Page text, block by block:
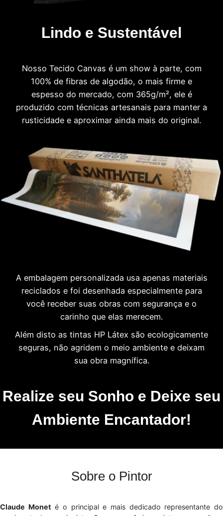
Lindo e Sustentável
Nosso Tecido Canvas é um show à parte, com
100% de fibras de algodão, o mais firme e
espesso do mercado, com 365g/m², ele é
produzido com técnicas artesanais para manter a
rusticidade e aproximar ainda mais do original.
A embalagem personalizada usa apenas materiais
reciclados e foi desenhada especialmente para
você receber suas obras com segurança e o
carinho que elas merecem.
Além disto as tintas HP Látex são ecologicamente
seguras, não agridem o meio ambiente e deixam
sua obra magnífica.
Realize seu Sonho e Deixe seu
Ambiente Encantador!
Sobre o Pintor
Claude Monet é o principal e mais dedicado representante do